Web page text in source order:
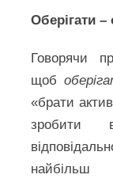
Оберігати –
Говорячи
щоб
«брати
зробити
найбільш